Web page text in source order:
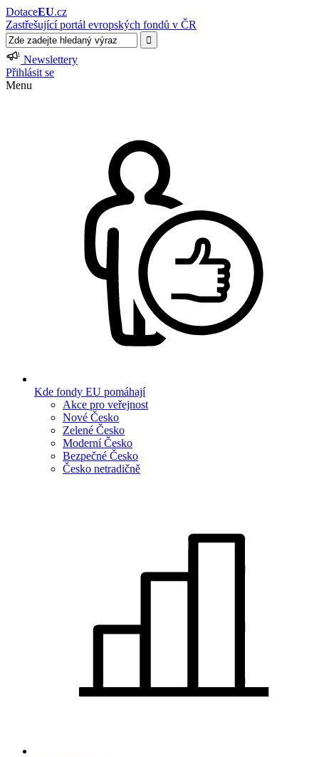
DotaceEU.cz
Zastřešující portál evropských fondů v ČR
Newslettery
Přihlásit se
Menu
Kde fondy EU pomáhají
Akce pro veřejnost
Nové Česko
Zelené Česko
Moderní Česko
Bezpečné Česko
Česko netradičně